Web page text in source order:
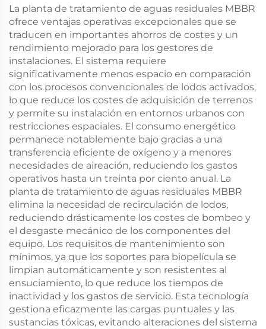
ecológica prefabricada
residuales
La planta de tratamiento de aguas residuales MBBR
ofrece ventajas operativas excepcionales que se
traducen en importantes ahorros de costes y un
rendimiento mejorado para los gestores de
instalaciones. El sistema requiere
significativamente menos espacio en comparación
con los procesos convencionales de lodos activados,
lo que reduce los costes de adquisición de terrenos
y permite su instalación en entornos urbanos con
restricciones espaciales. El consumo energético
permanece notablemente bajo gracias a una
transferencia eficiente de oxígeno y a menores
necesidades de aireación, reduciendo los gastos
operativos hasta un treinta por ciento anual. La
planta de tratamiento de aguas residuales MBBR
elimina la necesidad de recirculación de lodos,
reduciendo drásticamente los costes de bombeo y
el desgaste mecánico de los componentes del
equipo. Los requisitos de mantenimiento son
mínimos, ya que los soportes para biopelícula se
limpian automáticamente y son resistentes al
ensuciamiento, lo que reduce los tiempos de
inactividad y los gastos de servicio. Esta tecnología
gestiona eficazmente las cargas puntuales y las
sustancias tóxicas, evitando alteraciones del sistema